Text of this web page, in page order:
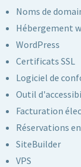
Noms de
Hébergement
WordPress
Certificats SSL
Logiciel de
Outil
Facturation
Réservations
SiteBuilder
VPS